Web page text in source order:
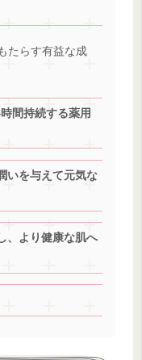
たらす有益な成
間持続する薬用
いを与えて元気な
、より健康な肌へ